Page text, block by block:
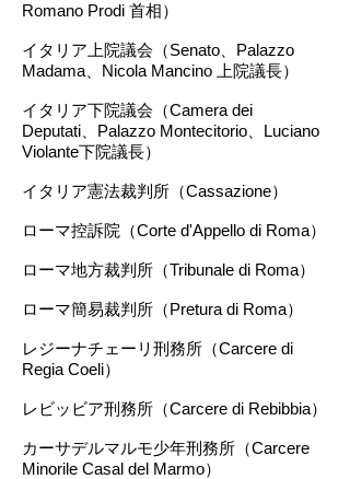
Romano Prodi 首相）
イタリア上院議会（Senato、Palazzo
Madama、Nicola Mancino 上院議長）​
イタリア下院議会（Camera dei
Deputati、Palazzo Montecitorio、Luciano
Violante下院議長）
イタリア憲法裁判所（Cassazione）
ローマ控訴院（Corte d'Appello di Roma）
ローマ地方裁判所（Tribunale di Roma）
ローマ簡易裁判所（Pretura di Roma）
レジーナチェーリ刑務所（Carcere di
Regia Coeli）
レビッビア刑務所（Carcere di Rebibbia）
カーサデルマルモ少年刑務所（Carcere
Minorile Casal del Marmo）